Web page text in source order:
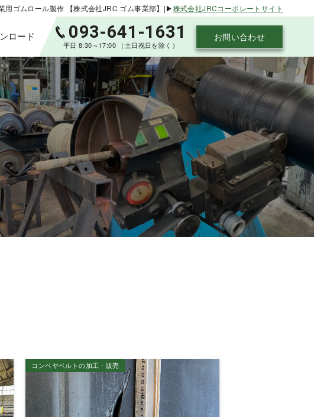
用ゴムロール製作 【株式会社JRC ゴム事業部】|▶株式会社JRCコーポレートサイト
お問い合わせ
093-641-1631
平日 8:30～17:00 （土日祝日を除く）
ライニング 各種工業用ゴムロールの製作
ロード
ライニング 各種工業用ゴムロールの製作
コンベヤベルトの加工・販売